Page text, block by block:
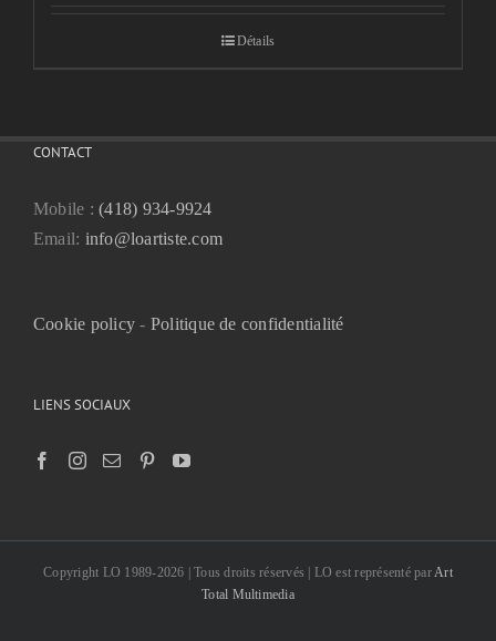
Détails
CONTACT
Mobile :(418) 934-9924
Email: info@loartiste.com
Cookie policy - Politique de confidentialité
LIENS SOCIAUX
Copyright LO 1989-2026 | Tous droits réservés | LO est représenté par Art
Total Multimedia